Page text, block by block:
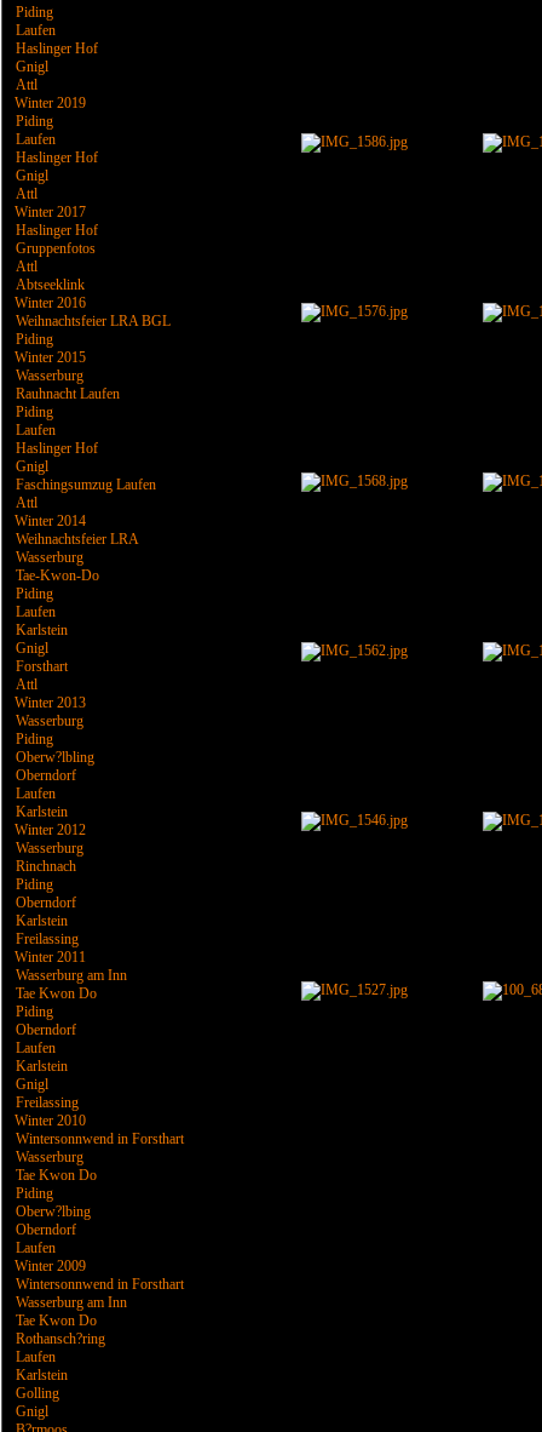
Piding
Laufen
Haslinger Hof
Gnigl
Attl
Winter 2019
Piding
Laufen
Haslinger Hof
Gnigl
Attl
Winter 2017
Haslinger Hof
Gruppenfotos
Attl
Abtseeklink
Winter 2016
Weihnachtsfeier LRA BGL
Piding
Winter 2015
Wasserburg
Rauhnacht Laufen
Piding
Laufen
Haslinger Hof
Gnigl
Faschingsumzug Laufen
Attl
Winter 2014
Weihnachtsfeier LRA
Wasserburg
Tae-Kwon-Do
Piding
Laufen
Karlstein
Gnigl
Forsthart
Attl
Winter 2013
Wasserburg
Piding
Oberw?lbling
Oberndorf
Laufen
Karlstein
Winter 2012
Wasserburg
Rinchnach
Piding
Oberndorf
Karlstein
Freilassing
Winter 2011
Wasserburg am Inn
Tae Kwon Do
Piding
Oberndorf
Laufen
Karlstein
Gnigl
Freilassing
Winter 2010
Wintersonnwend in Forsthart
Wasserburg
Tae Kwon Do
Piding
Oberw?lbing
Oberndorf
Laufen
Winter 2009
Wintersonnwend in Forsthart
Wasserburg am Inn
Tae Kwon Do
Rothansch?ring
Laufen
Karlstein
Golling
Gnigl